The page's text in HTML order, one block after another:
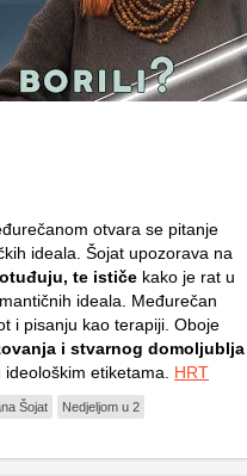
otvara se pitanje
ideala. Šojat upozorava na
te ističe kako je rat u
ideala. Međurečan
i pisanju kao terapiji. Oboje
i stvarnog domoljublja
etiketama. HRT
Šojat Nedjeljom u 2